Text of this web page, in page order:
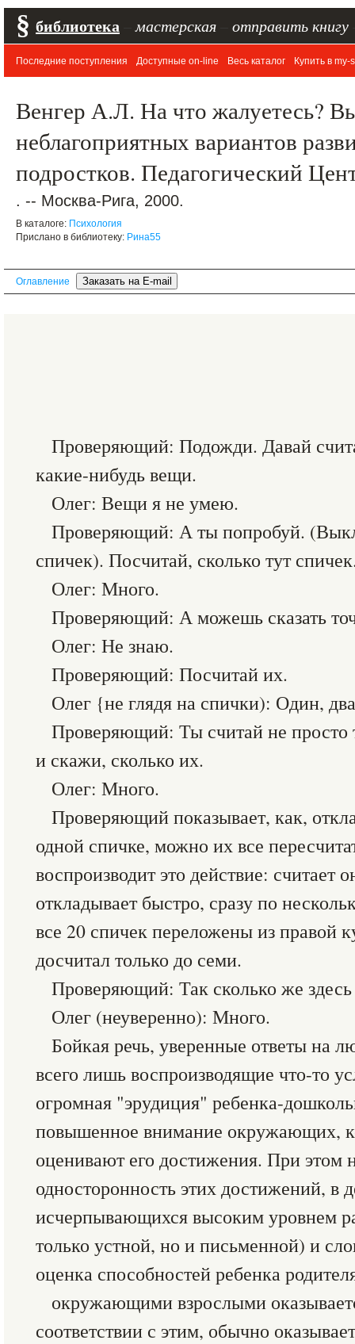
§ библиотека мастерская отправить книгу
Последние поступления Доступные on-line Весь каталог Купить в my-
Венгер А.Л. На что жалуетесь?
неблагоприятных вариантов
подростков. Педагогический
. -- Москва-Рига, 2000.
В каталоге: Психология
Прислано в библиотеку: Рина55
Оглавление
Проверяющий: Подожди. Давай
какие-нибудь вещи.
Олег: Вещи я не умею.
Проверяющий: А ты попробуй.
спичек). Посчитай, сколько тут
Олег: Много.
Проверяющий: А можешь сказать
Олег: Не знаю.
Проверяющий: Посчитай их.
Олег {не глядя на спички): Один,
Проверяющий: Ты считай не просто
и скажи, сколько их.
Олег: Много.
Проверяющий показывает, как,
одной спичке, можно их все
воспроизводит это действие: считает
откладывает быстро, сразу по
все 20 спичек переложены из правой
досчитал только до семи.
Проверяющий: Так сколько же здесь
Олег (неуверенно): Много.
Бойкая речь, уверенные ответы на
всего лишь воспроизводящие что-то
огромная "эрудиция" ребенка-
повышенное внимание окружающих,
оценивают его достижения. При этом
односторонность этих достижений, в
исчерпывающихся высоким уровнем
только устной, но и письменной) и
оценка способностей ребенка
окружающими взрослыми
соответствии с этим, обычно